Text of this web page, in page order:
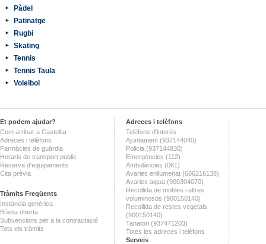
Pàdel
Patinatge
Rugbi
Skating
Tennis
Tennis Taula
Voleibol
Et podem ajudar?
Com arribar a Castellar
Adreces i telèfons
Farmàcies de guàrdia
Horaris de transport públic
Reserva d'equipaments
Cita prèvia
Tràmits Freqüents
Instància genèrica
Bústia oberta
Subvencions per a la contractació
Tots els tràmits
Adreces i telèfons
Telèfons d'interès
Ajuntament (937144040)
Policia (937144830)
Emergències (112)
Ambulàncies (061)
Avaries enllumenat (686216138)
Avaries aigua (900304070)
Recollida de mobles i altres
voluminosos (900150140)
Recollida de restes vegetals
(900150140)
Tanatori (937471203)
Totes les adreces i telèfons
Serveis